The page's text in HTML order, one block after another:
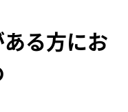
る方にお